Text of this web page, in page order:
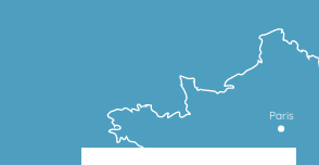
Paris